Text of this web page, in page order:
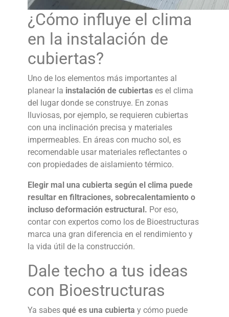
¿Cómo influye el clima
en la instalación de
cubiertas?
Uno de los elementos más importantes al
planear la instalación de cubiertas es el clima
del lugar donde se construye. En zonas
lluviosas, por ejemplo, se requieren cubiertas
con una inclinación precisa y materiales
impermeables. En áreas con mucho sol, es
recomendable usar materiales reflectantes o
con propiedades de aislamiento térmico.
Elegir mal una cubierta según el clima puede
resultar en filtraciones, sobrecalentamiento o
incluso deformación estructural. Por eso,
contar con expertos como los de Bioestructuras
marca una gran diferencia en el rendimiento y
la vida útil de la construcción.
Dale techo a tus ideas
con Bioestructuras
Ya sabesqué es una cubierta y cómo puede